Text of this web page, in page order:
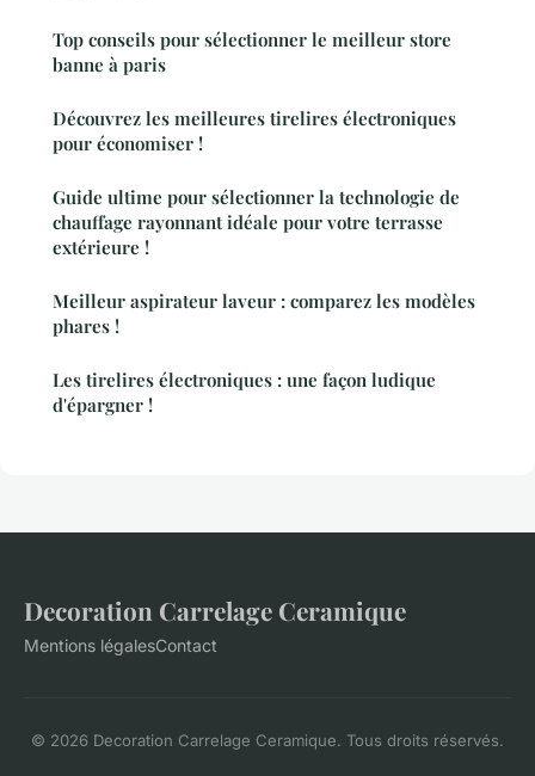
Top conseils pour sélectionner le meilleur store
banne à paris
Découvrez les meilleures tirelires électroniques
pour économiser !
Guide ultime pour sélectionner la technologie de
chauffage rayonnant idéale pour votre terrasse
extérieure !
Meilleur aspirateur laveur : comparez les modèles
phares !
Les tirelires électroniques : une façon ludique
d'épargner !
Decoration Carrelage Ceramique
Mentions légalesContact
© 2026 Decoration Carrelage Ceramique. Tous droits réservés.